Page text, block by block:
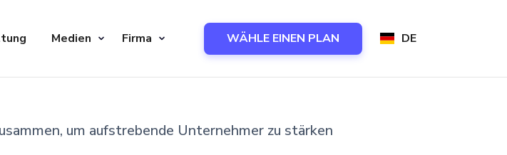
Medien Firma WÄHLE EINEN PLAN DE
um aufstrebende Unternehmer zu stärken